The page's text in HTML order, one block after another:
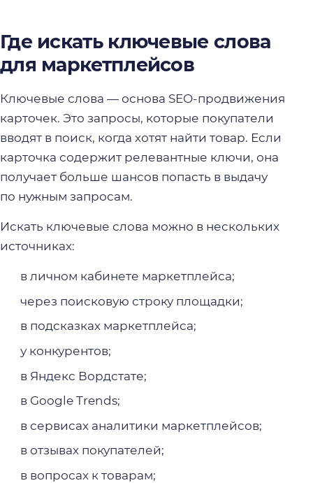
Где искать ключевые слова
для маркетплейсов
Ключевые слова — основа SEO-продвижения
карточек. Это запросы, которые покупатели
вводят в поиск, когда хотят найти товар. Если
карточка содержит релевантные ключи, она
получает больше шансов попасть в выдачу
по нужным запросам.
Искать ключевые слова можно в нескольких
источниках:
в личном кабинете маркетплейса;
через поисковую строку площадки;
в подсказках маркетплейса;
у конкурентов;
в Яндекс Вордстате;
в Google Trends;
в сервисах аналитики маркетплейсов;
в отзывах покупателей;
в вопросах к товарам;